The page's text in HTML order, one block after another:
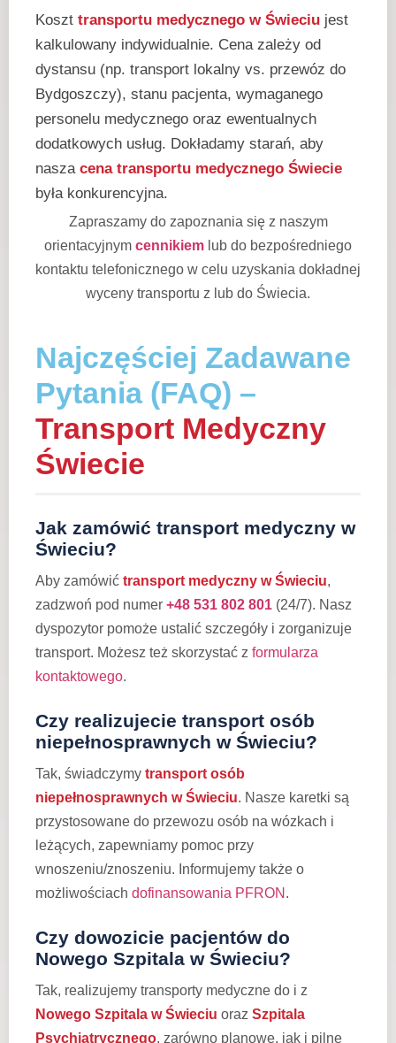
Koszt transportu medycznego w Świeciu jest
kalkulowany indywidualnie. Cena zależy od
dystansu (np. transport lokalny vs. przewóz do
Bydgoszczy), stanu pacjenta, wymaganego
personelu medycznego oraz ewentualnych
dodatkowych usług. Dokładamy starań, aby
nasza cena transportu medycznego Świecie
była konkurencyjna.
Zapraszamy do zapoznania się z naszym
orientacyjnym cennikiem lub do bezpośredniego
kontaktu telefonicznego w celu uzyskania dokładnej
wyceny transportu z lub do Świecia.
Najczęściej Zadawane
Pytania (FAQ) –
Transport Medyczny
Świecie
Jak zamówić transport medyczny w
Świeciu?
Aby zamówić transport medyczny w Świeciu,
zadzwoń pod numer +48 531 802 801 (24/7). Nasz
dyspozytor pomoże ustalić szczegóły i zorganizuje
transport. Możesz też skorzystać z formularza
kontaktowego.
Czy realizujecie transport osób
niepełnosprawnych w Świeciu?
Tak, świadczymy transport osób
niepełnosprawnych w Świeciu. Nasze karetki są
przystosowane do przewozu osób na wózkach i
leżących, zapewniamy pomoc przy
wnoszeniu/znoszeniu. Informujemy także o
możliwościach dofinansowania PFRON .
Czy dowozicie pacjentów do
Nowego Szpitala w Świeciu?
Tak, realizujemy transporty medyczne do i z
Nowego Szpitala w Świeciu oraz Szpitala
Psychiatrycznego, zarówno planowe, jak i pilne